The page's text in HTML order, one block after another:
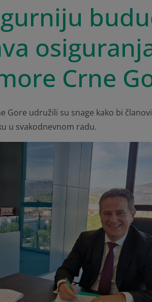
Crne
Gore udružili su snage kako bi
u svakodnevnom radu.